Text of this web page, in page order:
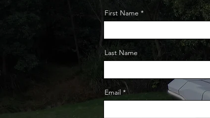
First Name
Last Name
Email